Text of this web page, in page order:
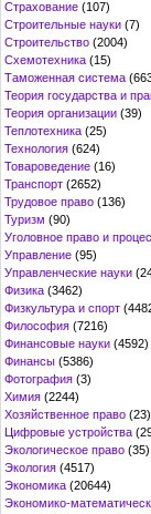
Страхование (107)
Строительные науки (7)
Строительство (2004)
Схемотехника (15)
Таможенная система
Теория государства и
Теория организации (39)
Теплотехника (25)
Технология (624)
Товароведение (16)
Транспорт (2652)
Трудовое право (136)
Туризм (90)
Уголовное право и
Управление (95)
Управленческие науки
Физика (3462)
Физкультура и спорт
Философия (7216)
Финансовые науки (4592)
Финансы (5386)
Фотография (3)
Химия (2244)
Хозяйственное право (23)
Цифровые устройства
Экологическое право (35)
Экология (4517)
Экономика (20644)
Экономико-